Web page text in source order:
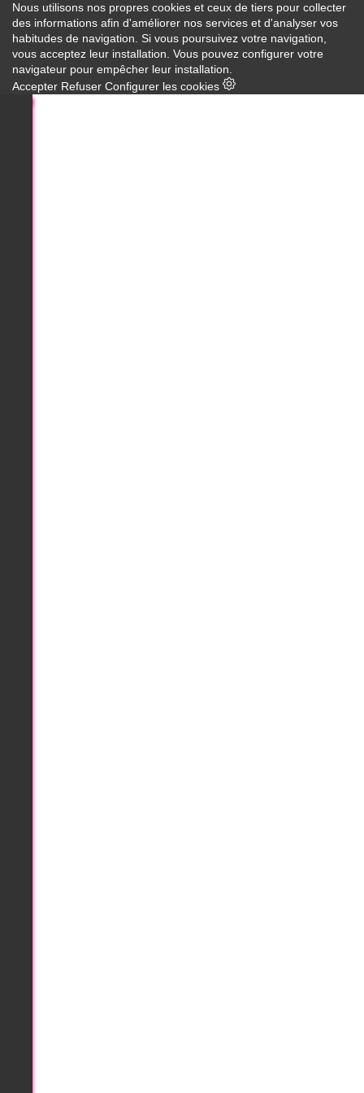
Nous utilisons nos propres cookies et ceux de tiers pour collecter
des informations afin d'améliorer nos services et d'analyser vos
habitudes de navigation. Si vous poursuivez votre navigation,
vous acceptez leur installation. Vous pouvez configurer votre
navigateur pour empêcher leur installation.
Accepter Refuser Configurer les cookies